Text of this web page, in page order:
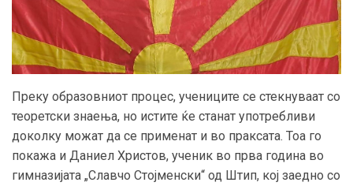
Преку образовниот процес, учениците се стекнуваат со
теоретски знаења, но истите ќе станат употребливи
доколку можат да се применат и во праксата. Тоа го
покажа и Даниел Христов, ученик во прва година во
гимназијата „Славчо Стојменски“ од Штип, кој заедно со